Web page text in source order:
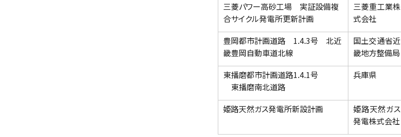
三菱パワー高砂工場 実証設備複
合サイクル発電所更新計画
三菱重工業株
式会社
豊岡都市計画道路 1.4.3号 北近
畿豊岡自動車道北線
国土交通省近
畿地方整備局
東播磨都市計画道路1.4.1号
東播磨南北道路
兵庫県
姫路天然ガス発電所新設計画
姫路天然ガス
発電株式会社